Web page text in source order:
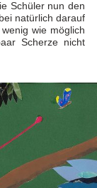
Schüler nun den
natürlich darauf
wie möglich
Scherze nicht